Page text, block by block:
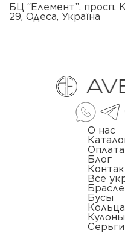
БЦ “Елемент”, просп.
29, Одеса, Україна
О нас
Блог
Все
Бусы
Кольца
Кулоны
Серьги